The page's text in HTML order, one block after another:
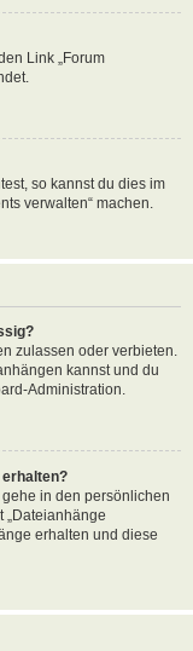
Link „Forum
so kannst du dies im
verwalten“ machen.
zulassen oder verbieten.
kannst und du
Administration.
in den persönlichen
„Dateianhänge
erhalten und diese